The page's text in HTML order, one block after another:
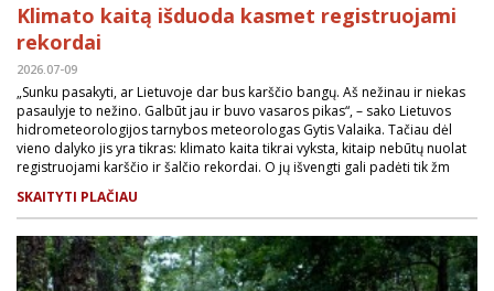
Klimato kaitą išduoda kasmet registruojami
rekordai
2026.07-09
„Sunku pasakyti, ar Lietuvoje dar bus karščio bangų. Aš nežinau ir niekas
pasaulyje to nežino. Galbūt jau ir buvo vasaros pikas“, – sako Lietuvos
hidrometeorologijos tarnybos meteorologas Gytis Valaika. Tačiau dėl
vieno dalyko jis yra tikras: klimato kaita tikrai vyksta, kitaip nebūtų nuolat
registruojami karščio ir šalčio rekordai. O jų išvengti gali padėti tik žm
SKAITYTI PLAČIAU